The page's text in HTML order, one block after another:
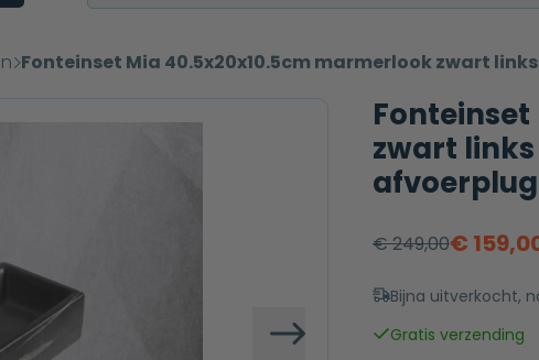
Fonteinset Mia 40.5x20x10.5cm marmerlook zwart
Volgende
zwart
€249,00
Oorspronkelijke
prijs
was:
€ 249,00.
€
Huidige
prijs
is:
€ 159,00.
Bijna uitverkocht,
Gratis verzending